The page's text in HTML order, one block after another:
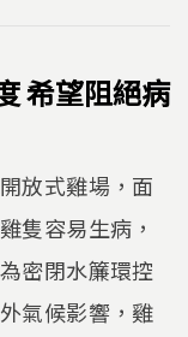
希望阻絕病
放式雞場，面
隻容易生病，
密閉水簾環控
氣候影響，雞